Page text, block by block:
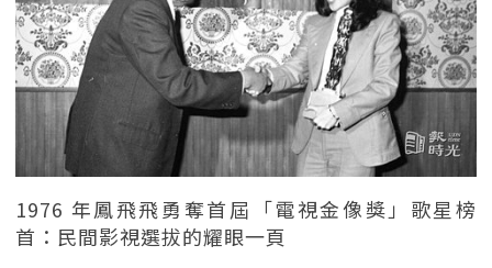
1976 年鳳飛飛勇奪首屆「電視金像獎」歌星榜
首：民間影視選拔的耀眼一頁